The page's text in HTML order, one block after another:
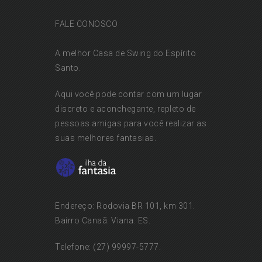
FALE CONOSCO
A melhor Casa de Swing do Espírito
Santo.
Aqui você pode contar com um lugar
discreto e aconchegante, repleto de
pessoas amigas para você realizar as
suas melhores fantasias.
Endereço: Rodovia BR 101, km 301.
Bairro Canaã. Viana. ES.
Telefone: (27) 99997-5777.